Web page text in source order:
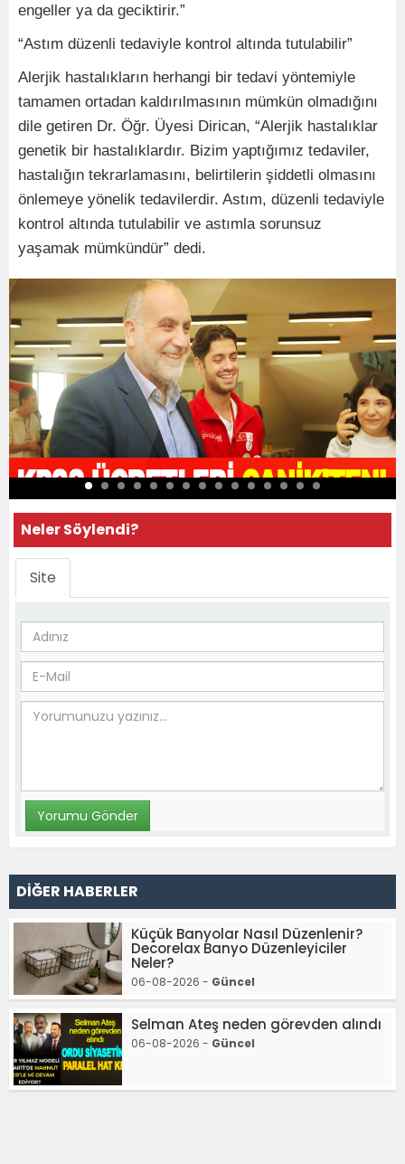
engeller ya da geciktirir.”
“Astım düzenli tedaviyle kontrol altında tutulabilir”
Alerjik hastalıkların herhangi bir tedavi yöntemiyle
tamamen ortadan kaldırılmasının mümkün olmadığını
dile getiren Dr. Öğr. Üyesi Dirican, “Alerjik hastalıklar
genetik bir hastalıklardır. Bizim yaptığımız tedaviler,
hastalığın tekrarlamasını, belirtilerin şiddetli olmasını
önlemeye yönelik tedavilerdir. Astım, düzenli tedaviyle
kontrol altında tutulabilir ve astımla sorunsuz
yaşamak mümkündür” dedi.
Neler Söylendi?
Site
DİĞER HABERLER
Küçük Banyolar Nasıl Düzenlenir?
Decorelax Banyo Düzenleyiciler
Neler?
06-08-2026 - Güncel
Selman Ateş neden görevden alındı
06-08-2026 - Güncel